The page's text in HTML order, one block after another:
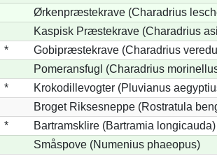
Ørkenpræstekrave (Charadrius
Kaspisk Præstekrave (Charadrius
*
Gobipræstekrave (Charadrius
Pomeransfugl (Charadrius
*
Krokodillevogter (Pluvianus
Broget Riksesneppe (Rostratula
*
Bartramsklire (Bartramia longicauda)
Småspove (Numenius phaeopus)